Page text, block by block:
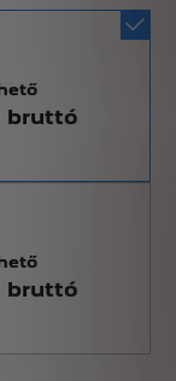
bruttó
bruttó